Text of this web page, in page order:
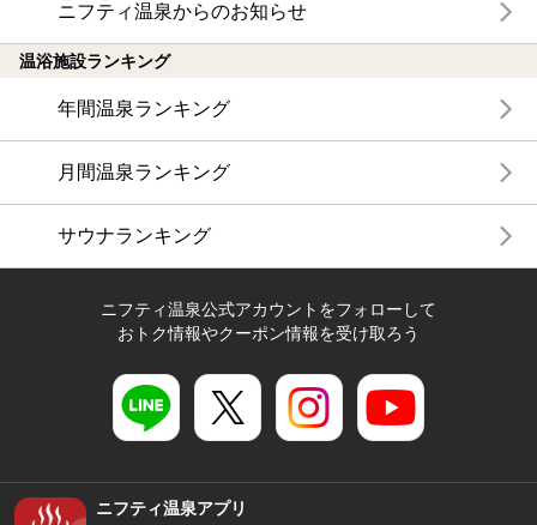
ニフティ温泉からのお知らせ
温浴施設ランキング
年間温泉ランキング
月間温泉ランキング
サウナランキング
ニフティ温泉公式アカウントをフォローして
おトク情報やクーポン情報を受け取ろう
ニフティ温泉アプリ